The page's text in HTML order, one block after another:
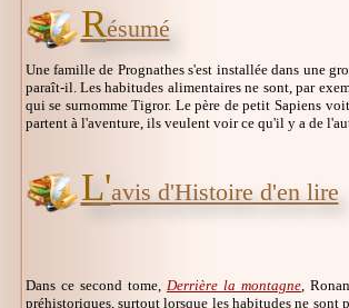
Résumé
Une famille de Prognathes s'est installée dans une
paraît-il. Les habitudes alimentaires ne sont, par
qui se surnomme Tigror. Le père de petit Sapiens
partent à l'aventure, ils veulent voir ce qu'il y a de
L'avis d'Histoire d'en lire
Dans ce second tome, Derrière la montagne ,
préhistoriques, surtout lorsque les habitudes ne sont